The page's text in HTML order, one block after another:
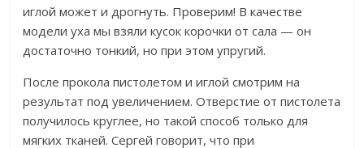
иглой может и дрогнуть. Проверим! В качестве
модели уха мы взяли кусок корочки от сала — он
достаточно тонкий, но при этом упругий.
После прокола пистолетом и иглой смотрим на
результат под увеличением. Отверстие от пистолета
получилось круглее, но такой способ только для
мягких тканей. Сергей говорит, что при